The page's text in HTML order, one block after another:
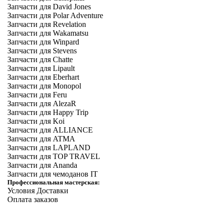
Запчасти для David Jones
Запчасти для Polar Adventure
Запчасти для Revelation
Запчасти для Wakamatsu
Запчасти для Winpard
Запчасти для Stevens
Запчасти для Chatte
Запчасти для Lipault
Запчасти для Eberhart
Запчасти для Monopol
Запчасти для Feru
Запчасти для AlezaR
Запчасти для Happy Trip
Запчасти для Koi
Запчасти для ALLIANCE
Запчасти для ATMA
Запчасти для LAPLAND
Запчасти для TOP TRAVEL
Запчасти для Ananda
Запчасти для чемоданов IT
Профессиональная мастерская:
Условия Доставки
Оплата заказов